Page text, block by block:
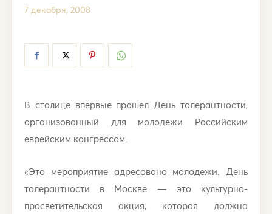
7 декабря, 2008
В столице впервые прошел День толерантности,
организованный для молодежи Российским
еврейским конгрессом.
«Это мероприятие адресовано молодежи. День
толерантности в Москве — это культурно-
просветительская акция, которая должна